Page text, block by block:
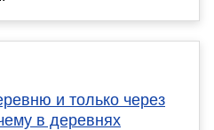
и только через
в деревнях